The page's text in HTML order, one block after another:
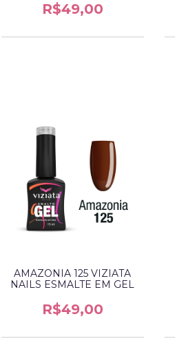
R$49,00
AMAZONIA 125 VIZIATA
NAILS ESMALTE EM GEL
R$49,00